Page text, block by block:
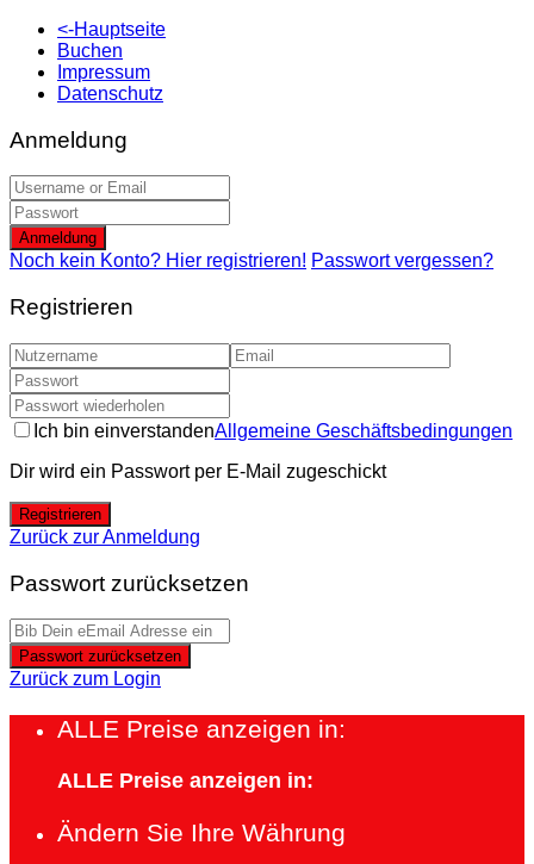
<-Hauptseite
Buchen
Impressum
Datenschutz
Anmeldung
Anmeldung
Noch kein Konto? Hier registrieren! Passwort vergessen?
Registrieren
Ich bin einverstandenAllgemeine Geschäftsbedingungen
Dir wird ein Passwort per E-Mail zugeschickt
Registrieren
Zurück zur Anmeldung
Passwort zurücksetzen
Passwort zurücksetzen
Zurück zum Login
ALLE Preise anzeigen in:
ALLE Preise anzeigen in:
Ändern Sie Ihre Währung